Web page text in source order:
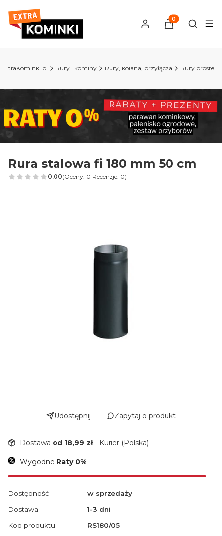
Produkty w
Otwórz
ExtraKominki.pl Rury i kominy Rury, kolana, przyłącza Rury proste
Rura stalowa fi 180 mm 50 cm
0.00(Oceny: 0 Recenzje: 0)
Udostępnij Zapytaj o produkt
Dostawa od 18,99 zł- Kurier (Polska)
Wygodne Raty 0%
Dostępność:
w sprzedaży
Dostawa:
1-3 dni
Kod produktu:
RS180/05